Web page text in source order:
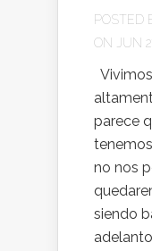
POSTED
ON JUN
parece
no nos
siendo